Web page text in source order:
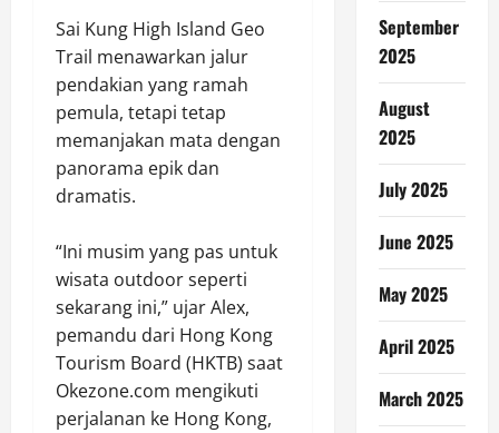
Sai Kung High Island Geo
Trail menawarkan jalur
pendakian yang ramah
pemula, tetapi tetap
memanjakan mata dengan
panorama epik dan
dramatis.
“Ini musim yang pas untuk
wisata outdoor seperti
sekarang ini,” ujar Alex,
pemandu dari Hong Kong
Tourism Board (HKTB) saat
Okezone.com mengikuti
perjalanan ke Hong Kong,
September
2025
August
2025
July 2025
June 2025
May 2025
April 2025
March 2025